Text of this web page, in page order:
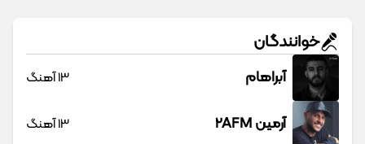
خوانندگان
آبراهام 13 آهنگ
آرمین 2AFM 13 آهنگ